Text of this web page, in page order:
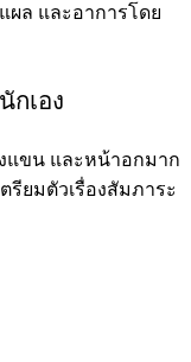
ผล และอาการโดย
เอง
แขน และหน้าอกมาก
รียมตัวเรื่องสัมภาระ